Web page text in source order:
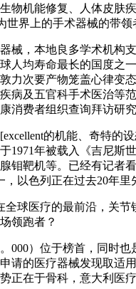
物机能修复、人体皮肤
界上的手术器械的带
，本地良多学术机构支
人均寿命最长的国度之
力次要产物笼盖心律变
病及五官科手术医治等
消费者组织查询拜访研
的机能、奇特的
1971年被载入《吉尼
钼靶机等。已经有记者
以色列正在过去20年
医疗的最前沿，关节
领跑者？
）位于榜首，同时也
请的医疗器械发现取适
正在于骨科，意大利医